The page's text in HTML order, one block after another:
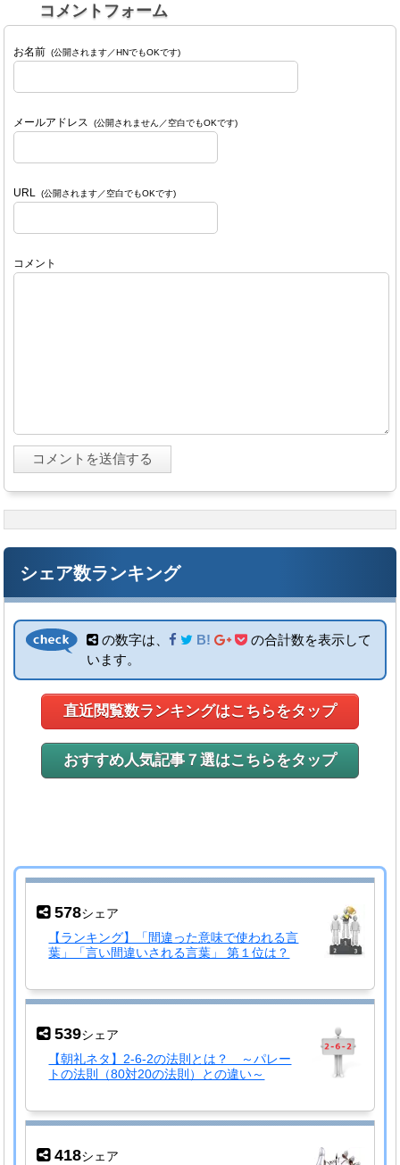
コメントフォーム
お名前(公開されます／HNでもOKです)
メールアドレス(公開されません／空白でもOKです)
URL(公開されます／空白でもOKです)
コメント
シェア数ランキング
の数字は、 B!
の合計数を表示して
います。
直近閲覧数ランキングはこちらをタップ
おすすめ人気記事７選はこちらをタップ
578シェア
【ランキング】「間違った意味で使われる言
葉」「言い間違いされる言葉」 第１位は？
539シェア
【朝礼ネタ】2-6-2の法則とは？ ～パレー
トの法則（80対20の法則）との違い～
418シェア